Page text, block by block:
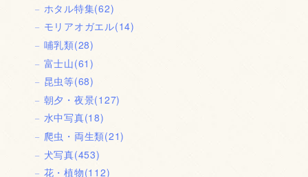
ホタル特集(62)
モリアオガエル(14)
哺乳類(28)
富士山(61)
昆虫等(68)
朝夕・夜景(127)
水中写真(18)
爬虫・両生類(21)
犬写真(453)
花・植物(112)